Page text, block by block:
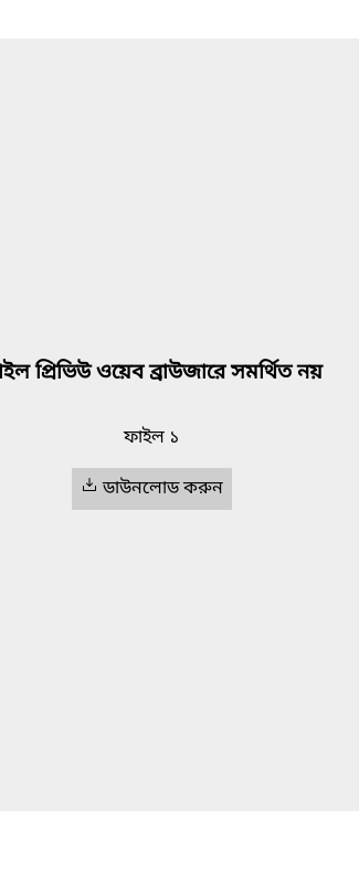
প্রিভিউ ওয়েব ব্রাউজারে সমর্থিত নয়
ফাইল ১
ডাউনলোড করুন